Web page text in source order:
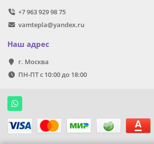
+7 963 929 98 75
vamtepla@yandex.ru
Наш адрес
г. Москва
ПН-ПТ с 10:00 до 18:00